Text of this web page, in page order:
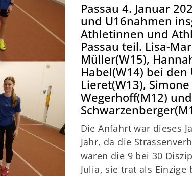
Passau 4. Januar
und U16nahmen
Athletinnen und
Passau teil. Lisa-
Müller(W15),
Habel(W14) bei den
Lieret(W13),
Wegerhoff(M12)
Die Anfahrt war dieses
Jahr, da die
waren die 9 bei 30
Julia, sie trat als